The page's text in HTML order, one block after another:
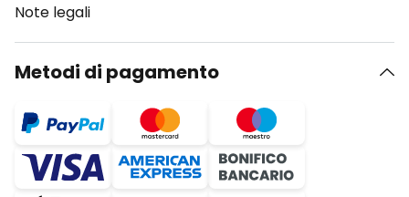
Note legali
Metodi di pagamento